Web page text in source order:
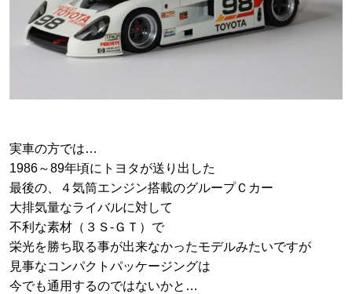
実車の方では…
1986～89年頃にトヨタが送り出した
最後の、４気筒エンジン搭載のグループＣカー
大排気量なライバルに対して
不利な素材（３Ｓ-ＧＴ）で
栄光を勝ち取る事が出来なかったモデルみたいですが
見事なコンパクトパッケージングは
今でも通用するのではないかと…